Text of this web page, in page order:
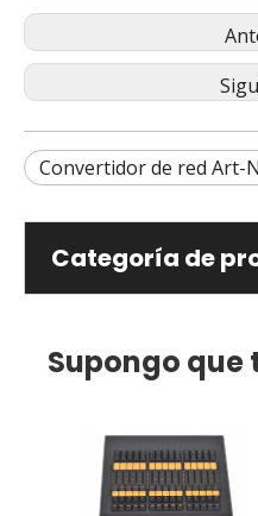
Convertidor de red Art-
Categoría de
Supongo que